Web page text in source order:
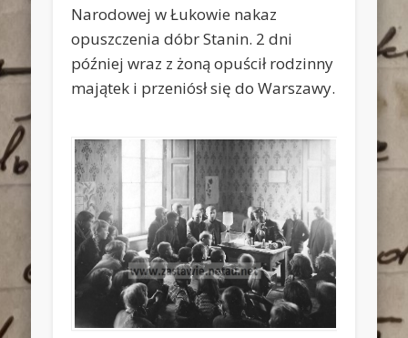
Narodowej w Łukowie nakaz
opuszczenia dóbr Stanin. 2 dni
później wraz z żoną opuścił rodzinny
majątek i przeniósł się do Warszawy.